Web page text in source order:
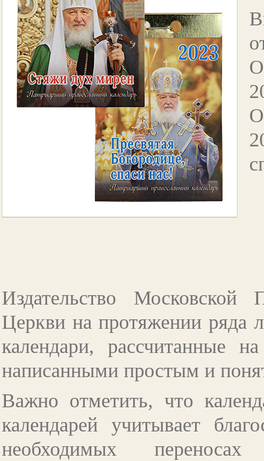
Издательство Московской
Церкви на протяжении ряда
календари, рассчитанные
написанными простым и
Важно отметить, что
календарей учитывает
необходимых